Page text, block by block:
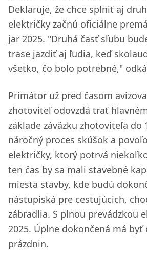
Deklaruje, že chce splniť aj
električky začnú oficiálne
jar 2025. "Druhá časť sľubu
trase jazdiť aj ľudia, keď
všetko, čo bolo potrebné,"
Primátor už pred časom
zhotoviteľ odovzdá trať
základe záväzku zhotoviteľa do
náročný proces skúšok a
električky, ktorý potrvá
ten čas by sa mali stavebné
miesta stavby, kde budú
nástupiská pre cestujúcich,
zábradlia. S plnou prevádzkou
2025. Úplne dokončená má
prázdnin.